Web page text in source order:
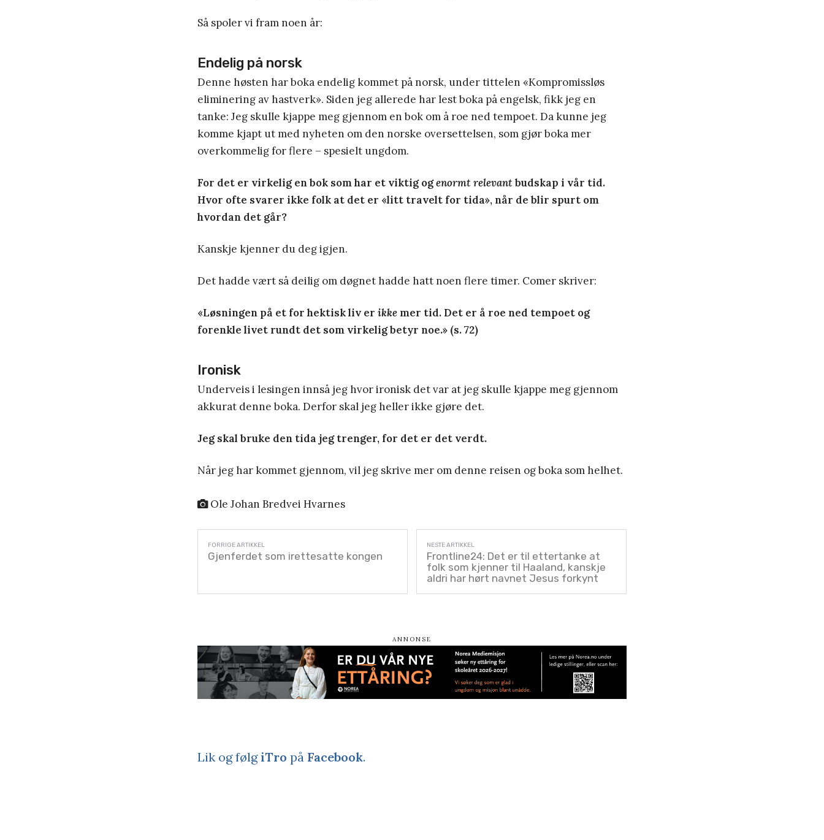
Så spoler vi fram noen år:
Endelig på norsk
Denne høsten har boka endelig kommet på norsk, under tittelen «Kompromissløs
eliminering av hastverk». Siden jeg allerede har lest boka på engelsk, fikk jeg en
tanke: Jeg skulle kjappe meg gjennom en bok om å roe ned tempoet. Da kunne jeg
komme kjapt ut med nyheten om den norske oversettelsen, som gjør boka mer
overkommelig for flere – spesielt ungdom.
For det er virkelig en bok som har et viktig ogenormt relevantbudskap i vår tid.
Hvor ofte svarer ikke folk at det er «litt travelt for tida», når de blir spurt om
hvordan det går?
Kanskje kjenner du deg igjen.
Det hadde vært så deilig om døgnet hadde hatt noen flere timer. Comer skriver:
«Løsningen på et for hektisk liv er ikke mer tid. Det er å roe ned tempoet og
forenkle livet rundt det som virkelig betyr noe.» (s. 72)
Ironisk
Underveis i lesingen innså jeg hvor ironisk det var at jeg skulle kjappe meg gjennom
akkurat denne boka. Derfor skal jeg heller ikke gjøre det.
Jeg skal bruke den tida jeg trenger, for det er det verdt.
Når jeg har kommet gjennom, vil jeg skrive mer om denne reisen og boka som helhet.
Ole Johan Bredvei Hvarnes
Gjenferdet som irettesatte kongen
Frontline24: Det er til ettertanke at
folk som kjenner til Haaland, kanskje
aldri har hørt navnet Jesus forkynt
Lik og følgiTro på Facebook.